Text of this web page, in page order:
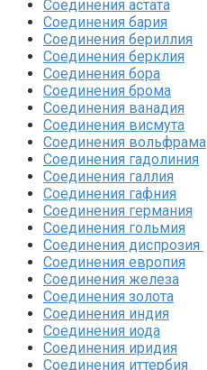
Соединения астата‎
Соединения бария
Соединения бериллия‎
Соединения берклия
Соединения бора‎
Соединения брома‎
Соединения ванадия‎
Соединения висмута
Соединения вольфрама‎
Соединения гадолиния‎
Соединения галлия‎
Соединения гафния‎
Соединения германия‎
Соединения гольмия‎
Соединения диспрозия‎ ‎
Соединения европия‎
Соединения железа‎
Соединения золота‎
Соединения индия
Соединения иода‎
Соединения иридия
Соединения иттербия‎